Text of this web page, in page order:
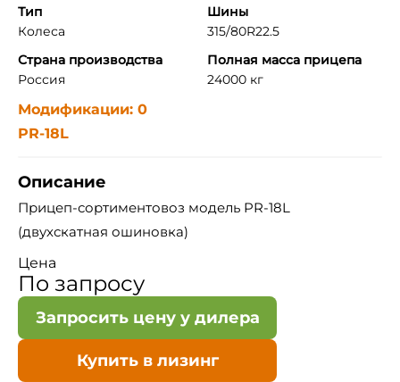
Тип
Колеса
Шины
315/80R22.5
Страна производства
Россия
Полная масса прицепа
24000 кг
Модификации: 0
PR-18L
Описание
Прицеп-сортиментовоз модель PR-18L
(двухскатная ошиновка)
Цена
По запросу
Запросить цену у дилера
Купить в лизинг